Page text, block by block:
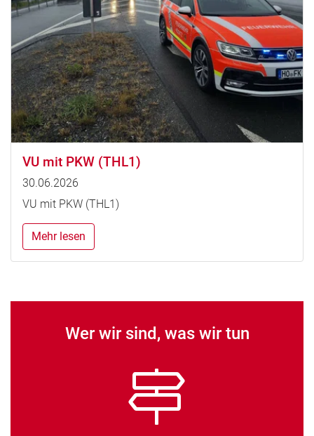
VU mit PKW (THL1)
30.06.2026
VU mit PKW (THL1)
Mehr lesen
Wer wir sind, was wir tun